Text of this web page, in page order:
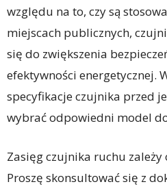
względu na to, czy są
miejscach publicznych,
się do zwiększenia
efektywności energetycznej.
specyfikacje czujnika przed
wybrać odpowiedni model
Zasięg czujnika ruchu
Proszę skonsultować się z